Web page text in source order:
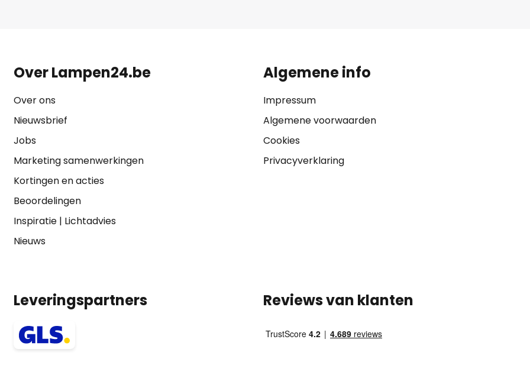
Over Lampen24.be
Over ons
Nieuwsbrief
Jobs
Marketing samenwerkingen
Kortingen en acties
Beoordelingen
Inspiratie| Lichtadvies
Nieuws
Algemene info
Impressum
Algemene voorwaarden
Cookies
Privacyverklaring
Leveringspartners Reviews van klanten